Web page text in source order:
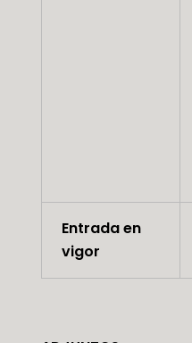
Entrada en
vigor